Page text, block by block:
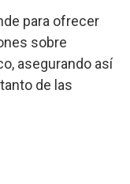
para ofrecer
sobre
asegurando así
de las